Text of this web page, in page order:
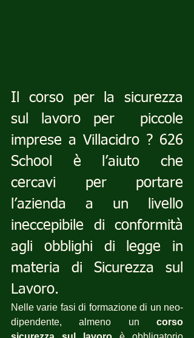
Il corso per la sicurezza
sul lavoro per  piccole
imprese a Villacidro ? 626
School è l’aiuto che
cercavi per portare
l’azienda a un livello
ineccepibile di conformità
agli obblighi di legge in
materia di Sicurezza sul
Lavoro.
Nelle varie fasi di formazione di un neo-
dipendente, almeno un corso